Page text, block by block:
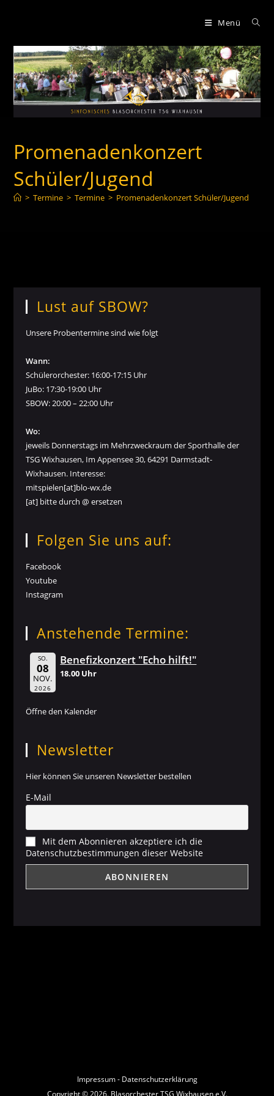
Menü
Promenadenkonzert
Schüler/Jugend
> Termine > Termine > Promenadenkonzert Schüler/Jugend
Lust auf SBOW?
Unsere Probentermine sind wie folgt
Wann:
Schülerorchester: 16:00-17:15 Uhr
JuBo: 17:30-19:00 Uhr
SBOW: 20:00 – 22:00 Uhr
Wo:
jeweils Donnerstags im Mehrzweckraum der Sporthalle der
TSG Wixhausen, Im Appensee 30, 64291 Darmstadt-
Wixhausen. Interesse:
mitspielen[at]blo-wx.de
[at] bitte durch @ ersetzen
Folgen Sie uns auf:
Facebook
Youtube
Instagram
Anstehende Termine:
SO.
08
NOV.
2026
Benefizkonzert "Echo hilft!"
18.00 Uhr
Öffne den Kalender
Newsletter
Hier können Sie unseren Newsletter bestellen
E-Mail
Mit dem Abonnieren akzeptiere ich die
Datenschutzbestimmungen dieser Website
Impressum- Datenschutzerklärung